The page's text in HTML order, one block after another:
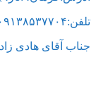
تلفن:۰۹۱۳۸۵۳۷۷۰۴
جناب آقای هادی